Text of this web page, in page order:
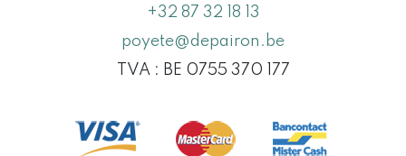
+32 87 32 18 13
poyete@depairon.be
TVA : BE 0755 370 177